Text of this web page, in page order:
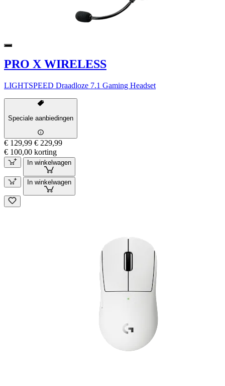
PRO X WIRELESS
LIGHTSPEED Draadloze 7.1 Gaming Headset
Speciale aanbiedingen
€ 129,99 € 229,99
€ 100,00 korting
In winkelwagen
In winkelwagen